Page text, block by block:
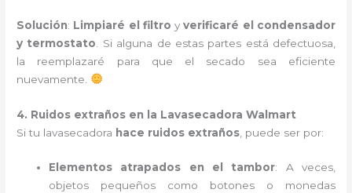
Solución: Limpiaré el filtro yverificaré el condensador
y termostato . Si alguna de estas partes está defectuosa,
la reemplazaré para que el secado sea eficiente
nuevamente.
4. Ruidos extraños en la Lavasecadora Walmart
Si tu lavasecadora hace ruidos extraños , puede ser por:
Elementos atrapados en el tambor: A veces,
objetos pequeños como botones o monedas